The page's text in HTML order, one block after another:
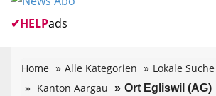
✔HELPads
Home Alle Kategorien
Lokale Suche
Kanton Aargau
Ort Egliswil (AG)